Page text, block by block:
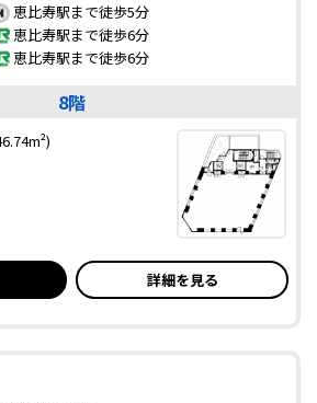
恵比寿駅まで徒歩5分
恵比寿駅まで徒歩6分
恵比寿駅まで徒歩6分
8階
詳細を見る